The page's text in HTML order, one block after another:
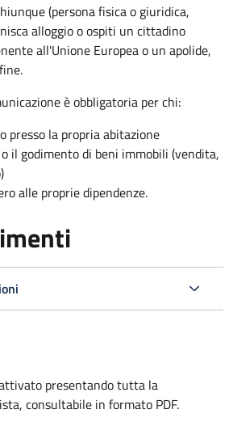
(persona fisica o giuridica,
alloggio o ospiti un cittadino
all'Unione Europea o un apolide,
è obbligatoria per chi:
presso la propria abitazione
il godimento di beni immobili (vendita,
alle proprie dipendenze.
presentando tutta la
consultabile in formato PDF.